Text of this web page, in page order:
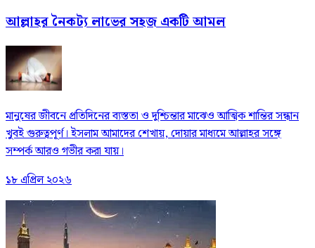
আল্লাহর নৈকট্য লাভের সহজ একটি আমল
মানুষের জীবনে প্রতিদিনের ব্যস্ততা ও দুশ্চিন্তার মাঝেও আত্মিক শান্তির সন্ধান
খুবই গুরুত্বপূর্ণ। ইসলাম আমাদের শেখায়, দোয়ার মাধ্যমে আল্লাহর সঙ্গে
সম্পর্ক আরও গভীর করা যায়।
১৮ এপ্রিল ২০২৬